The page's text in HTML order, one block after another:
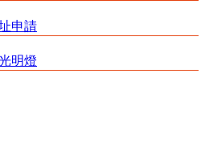
申請
明燈